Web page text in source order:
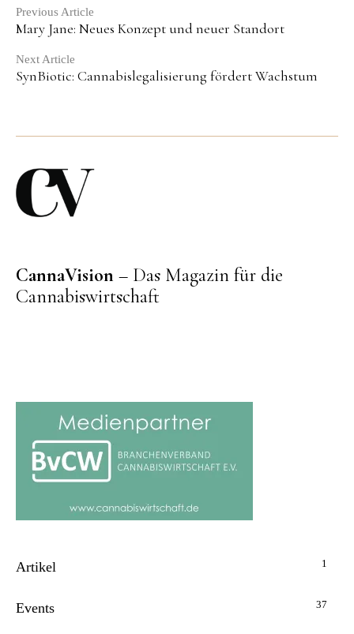
Continue
Reading
Previous Article
Mary Jane: Neues Konzept und neuer Standort
Next Article
SynBiotic: Cannabislegalisierung fördert Wachstum
CannaVision – Das Magazin für die
Cannabiswirtschaft
Artikel 1
Events 37